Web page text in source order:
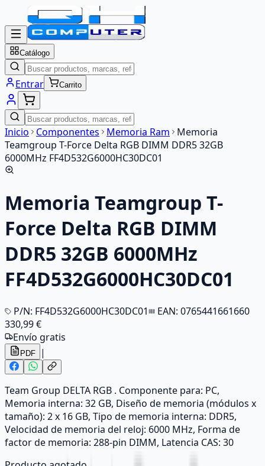
Catálogo
Entrar Carrito
Inicio Componentes Memoria Ram
Memoria
Teamgroup T-Force Delta RGB DIMM DDR5 32GB
6000MHz FF4D532G6000HC30DC01
Memoria Teamgroup T-
Force Delta RGB DIMM
DDR5 32GB 6000MHz
FF4D532G6000HC30DC01
P/N: FF4D532G6000HC30DC01 EAN: 0765441661660
330,99 €
Envío gratis
PDF |
Team Group DELTA RGB . Componente para: PC,
Memoria interna: 32 GB, Diseño de memoria (módulos x
tamaño): 2 x 16 GB, Tipo de memoria interna: DDR5,
Velocidad de memoria del reloj: 6000 MHz, Forma de
factor de memoria: 288-pin DIMM, Latencia CAS: 30